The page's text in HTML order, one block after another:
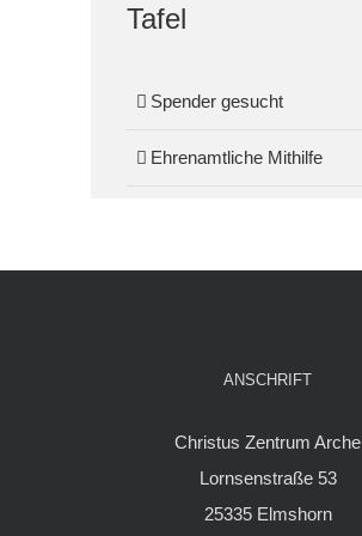
Tafel
Spender gesucht
Ehrenamtliche Mithilfe
ANSCHRIFT
Christus Zentrum Arche
Lornsenstraße 53
25335 Elmshorn